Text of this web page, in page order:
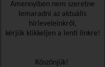
Amennyiben nem szeretne
lemaradni az aktuális
hírleveleinkről,
kérjük klikkeljen a lenti linkre!
Köszönjük!